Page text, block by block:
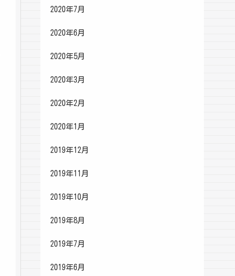
2020年7月
2020年6月
2020年5月
2020年3月
2020年2月
2020年1月
2019年12月
2019年11月
2019年10月
2019年8月
2019年7月
2019年6月